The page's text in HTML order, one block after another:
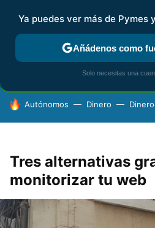
FISCALIDAD Y CONTABILIDAD
HOY SE HABLA DE
Autónomos Dinero Dinero
Tres alternativas
monitorizar tu web
Ya puedes ver más de Pymes
Añádenos como
Solo necesitas una